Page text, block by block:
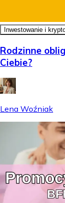
Inwestowanie i
Rodzinne
Ciebie?
Lena Woźniak